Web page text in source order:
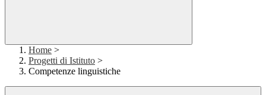
Home >
Progetti di Istituto >
Competenze linguistiche